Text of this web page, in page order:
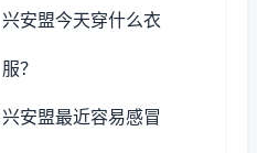
兴安盟今天穿什么衣
服？
兴安盟最近容易感冒